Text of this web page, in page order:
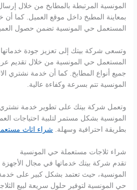
المونسية المرتبطة بالمطابخ من خلال
بمعاينة المطبخ داخل موقع العميل. كما أن
المستعمل حي المونسية تضمن حصول
وتسعى شركة بيتك إلى تعزيز جودة
المستعمل حي المونسية من خلال تقديم
جميع أنواع المطابخ. كما أن خدمة نشتري
المونسية تتم بسرعة وكفاءة عالية.
وتعمل شركة بيتك على تطوير خدمة
المونسية بشكل مستمر لتلبية احتياجات
بطريقة احترافية وسهلة. شراء اثاث
شراء ثلاجات مستعملة حي المونسية
تقدم شركة بيتك خدماتها في مجال
المونسية، حيث تعتمد بشكل كبير على
حي المونسية لتوفير حلول سريعة لبيع